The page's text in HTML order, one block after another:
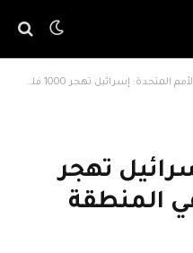
المتحدة: إسرائيل تهجر 1000 فلسطيني في المنطقة “ج” بالضفة
تهجر
في المنطقة